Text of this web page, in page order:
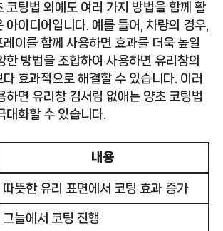
코팅법 외에도 여러 가지 방법을 함께 활
아이디어입니다. 예를 들어, 차량의 경우,
이를 함께 사용하면 효과를 더욱 높일
한 방법을 조합하여 사용하면 유리창의
효과적으로 해결할 수 있습니다. 이러
하면 유리창 김서림 없애는 양초 코팅법
대화할 수 있습니다.
내용
따뜻한 유리 표면에서 코팅 효과 증가
그늘에서 코팅 진행